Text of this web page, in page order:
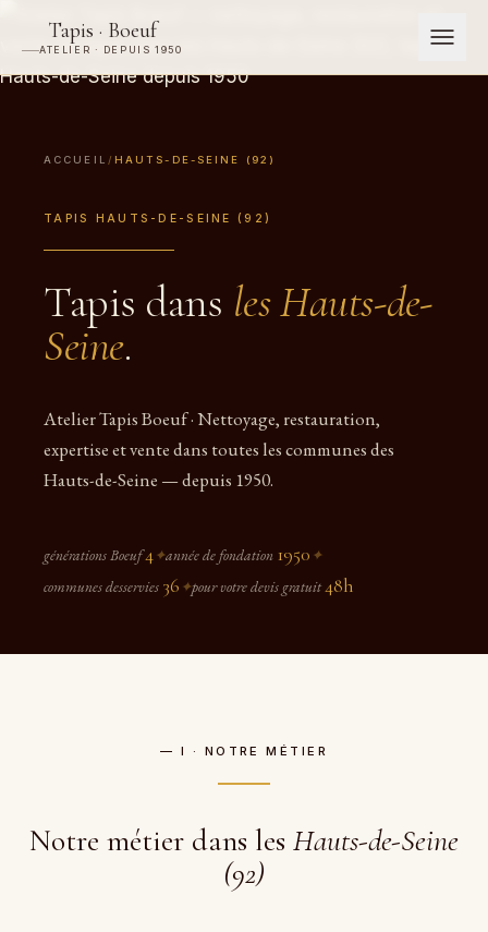
Tapis · Boeuf
ATELIER · DEPUIS 1950
ACCUEIL / HAUTS-DE-SEINE (92)
TAPIS HAUTS-DE-SEINE (92)
Tapis dans les Hauts-de-
Seine.
Atelier Tapis Boeuf · Nettoyage, restauration,
expertise et vente dans toutes les communes des
Hauts-de-Seine — depuis 1950.
générations Boeuf4✦année de fondation 1950 ✦
communes desservies 36 ✦pour votre devis gratuit48h
— I · NOTRE MÉTIER
Notre métier dans les Hauts-de-Seine
(92)